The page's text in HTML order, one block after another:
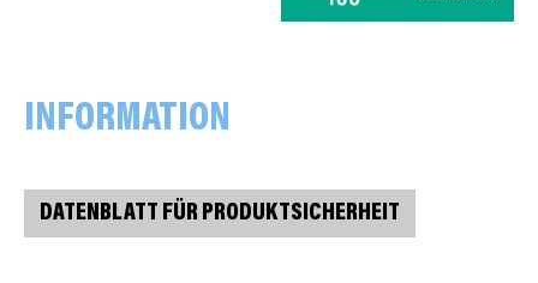
INFORMATION
DATENBLATT FÜR PRODUKTSICHERHEIT